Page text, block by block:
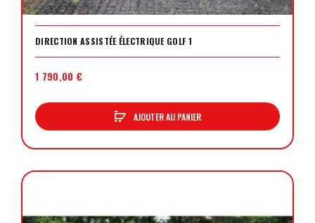
DIRECTION ASSISTÉE ÉLECTRIQUE GOLF 1
1 790,00 €
AJOUTER AU PANIER